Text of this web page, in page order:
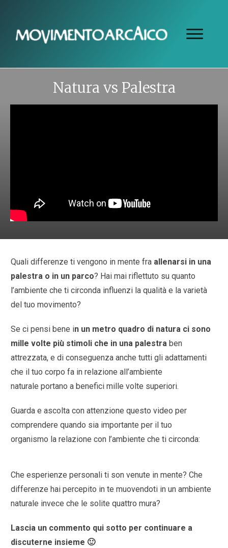
Natura vs Palestra
Quali differenze ti vengono in mente fra allenarsi in una
palestra o in un parco? Hai mai riflettuto su quanto
l’ambiente che ti circonda influenzi la qualità e la varietà
del tuo movimento?
Se ci pensi bene in un metro quadro di natura ci sono
mille volte più stimoli che in una palestra ben
attrezzata, e di conseguenza anche tutti gli adattamenti
che il tuo corpo fa in relazione all’ambiente
naturale portano a benefici mille volte superiori.
Guarda e ascolta con attenzione questo video per
comprendere quando sia importante per il tuo
organismo la relazione con l’ambiente che ti circonda:
Che esperienze personali ti son venute in mente? Che
differenze hai percepito in te muovendoti in un ambiente
naturale invece che le solite quattro mura?
Lascia un commento qui sotto per continuare a
discuterne insieme 🙂